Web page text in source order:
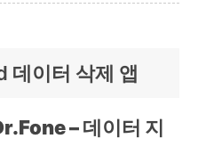
데이터 삭제 앱
– 데이터 지